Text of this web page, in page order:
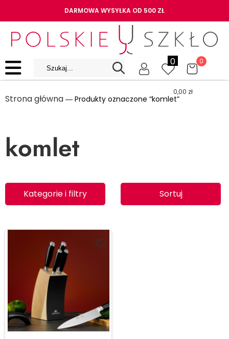
DARMOWA WYSYŁKA OD 500 ZŁ
0 0
0,00 zł
Strona główna ― Produkty oznaczone “komlet”
komlet
Kategorie i filtry Sortuj